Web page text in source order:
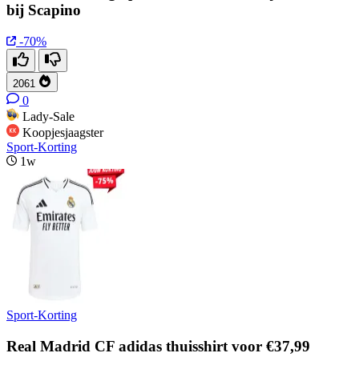
bij Scapino
-70%
2061
0
Lady-Sale
Koopjesjaagster
Sport-Korting
1w
Sport-Korting
Real Madrid CF adidas thuisshirt voor €37,99